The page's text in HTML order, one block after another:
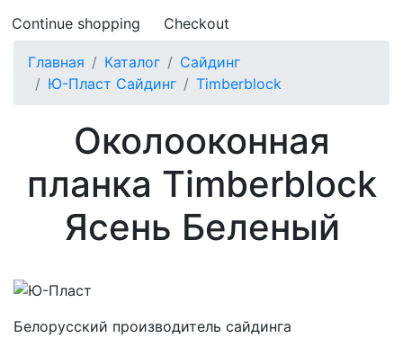
Continue shopping Checkout
Главная Каталог
Сайдинг
Ю-Пласт Сайдинг
Timberblock
Околооконная
планка Timberblock
Ясень Беленый
Белорусский производитель сайдинга